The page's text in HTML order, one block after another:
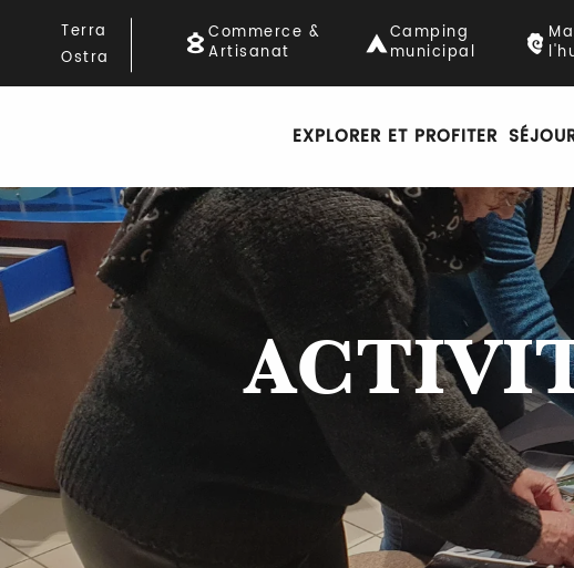
contenu
principal
Terra
Ostra
Commerce &
Artisanat
Camping
municipal
EXPLORER ET PROFITER